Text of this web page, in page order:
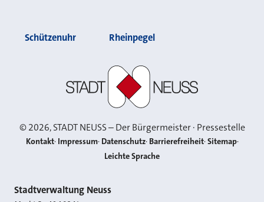
Schützenuhr Rheinpegel
©2026, STADT NEUSS – Der Bürgermeister · Pressestelle
Kontakt Impressum Datenschutz Barrierefreiheit Sitemap
Leichte Sprache
Kontakt
Stadtverwaltung Neuss